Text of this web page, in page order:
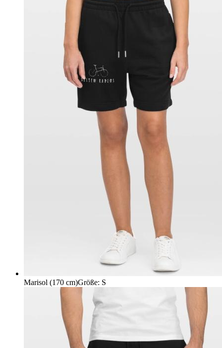
Marisol (170 cm)Größe: S